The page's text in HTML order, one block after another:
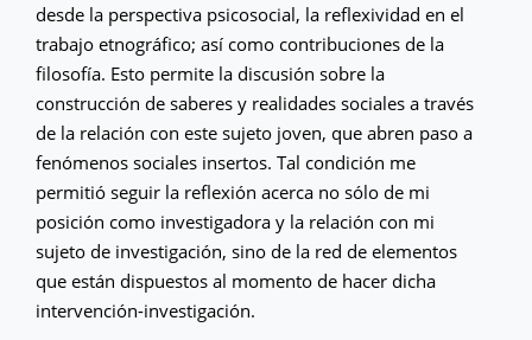
desde la perspectiva psicosocial, la reflexividad en el
trabajo etnográfico; así como contribuciones de la
filosofía. Esto permite la discusión sobre la
construcción de saberes y realidades sociales a través
de la relación con este sujeto joven, que abren paso a
fenómenos sociales insertos. Tal condición me
permitió seguir la reflexión acerca no sólo de mi
posición como investigadora y la relación con mi
sujeto de investigación, sino de la red de elementos
que están dispuestos al momento de hacer dicha
intervención-investigación.